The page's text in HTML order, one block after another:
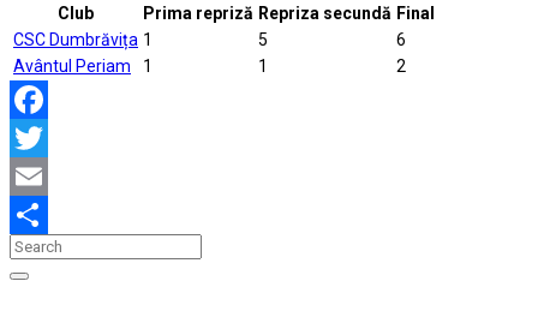
Club Prima repriză Repriza secundă Final
CSC Dumbrăvița 1 5
6
Avântul Periam
1 1 2
Facebook
Twitter
Email
Partajează